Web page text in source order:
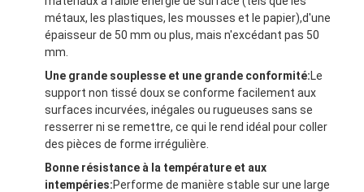
métaux, les plastiques, les mousses et le papier),d'une
épaisseur de 50 mm ou plus, mais n'excédant pas 50
mm.
Une grande souplesse et une grande conformité:Le
support non tissé doux se conforme facilement aux
surfaces incurvées, inégales ou rugueuses sans se
resserrer ni se remettre, ce qui le rend idéal pour coller
des pièces de forme irrégulière.
Bonne résistance à la température et aux
intempéries:Performe de manière stable sur une large